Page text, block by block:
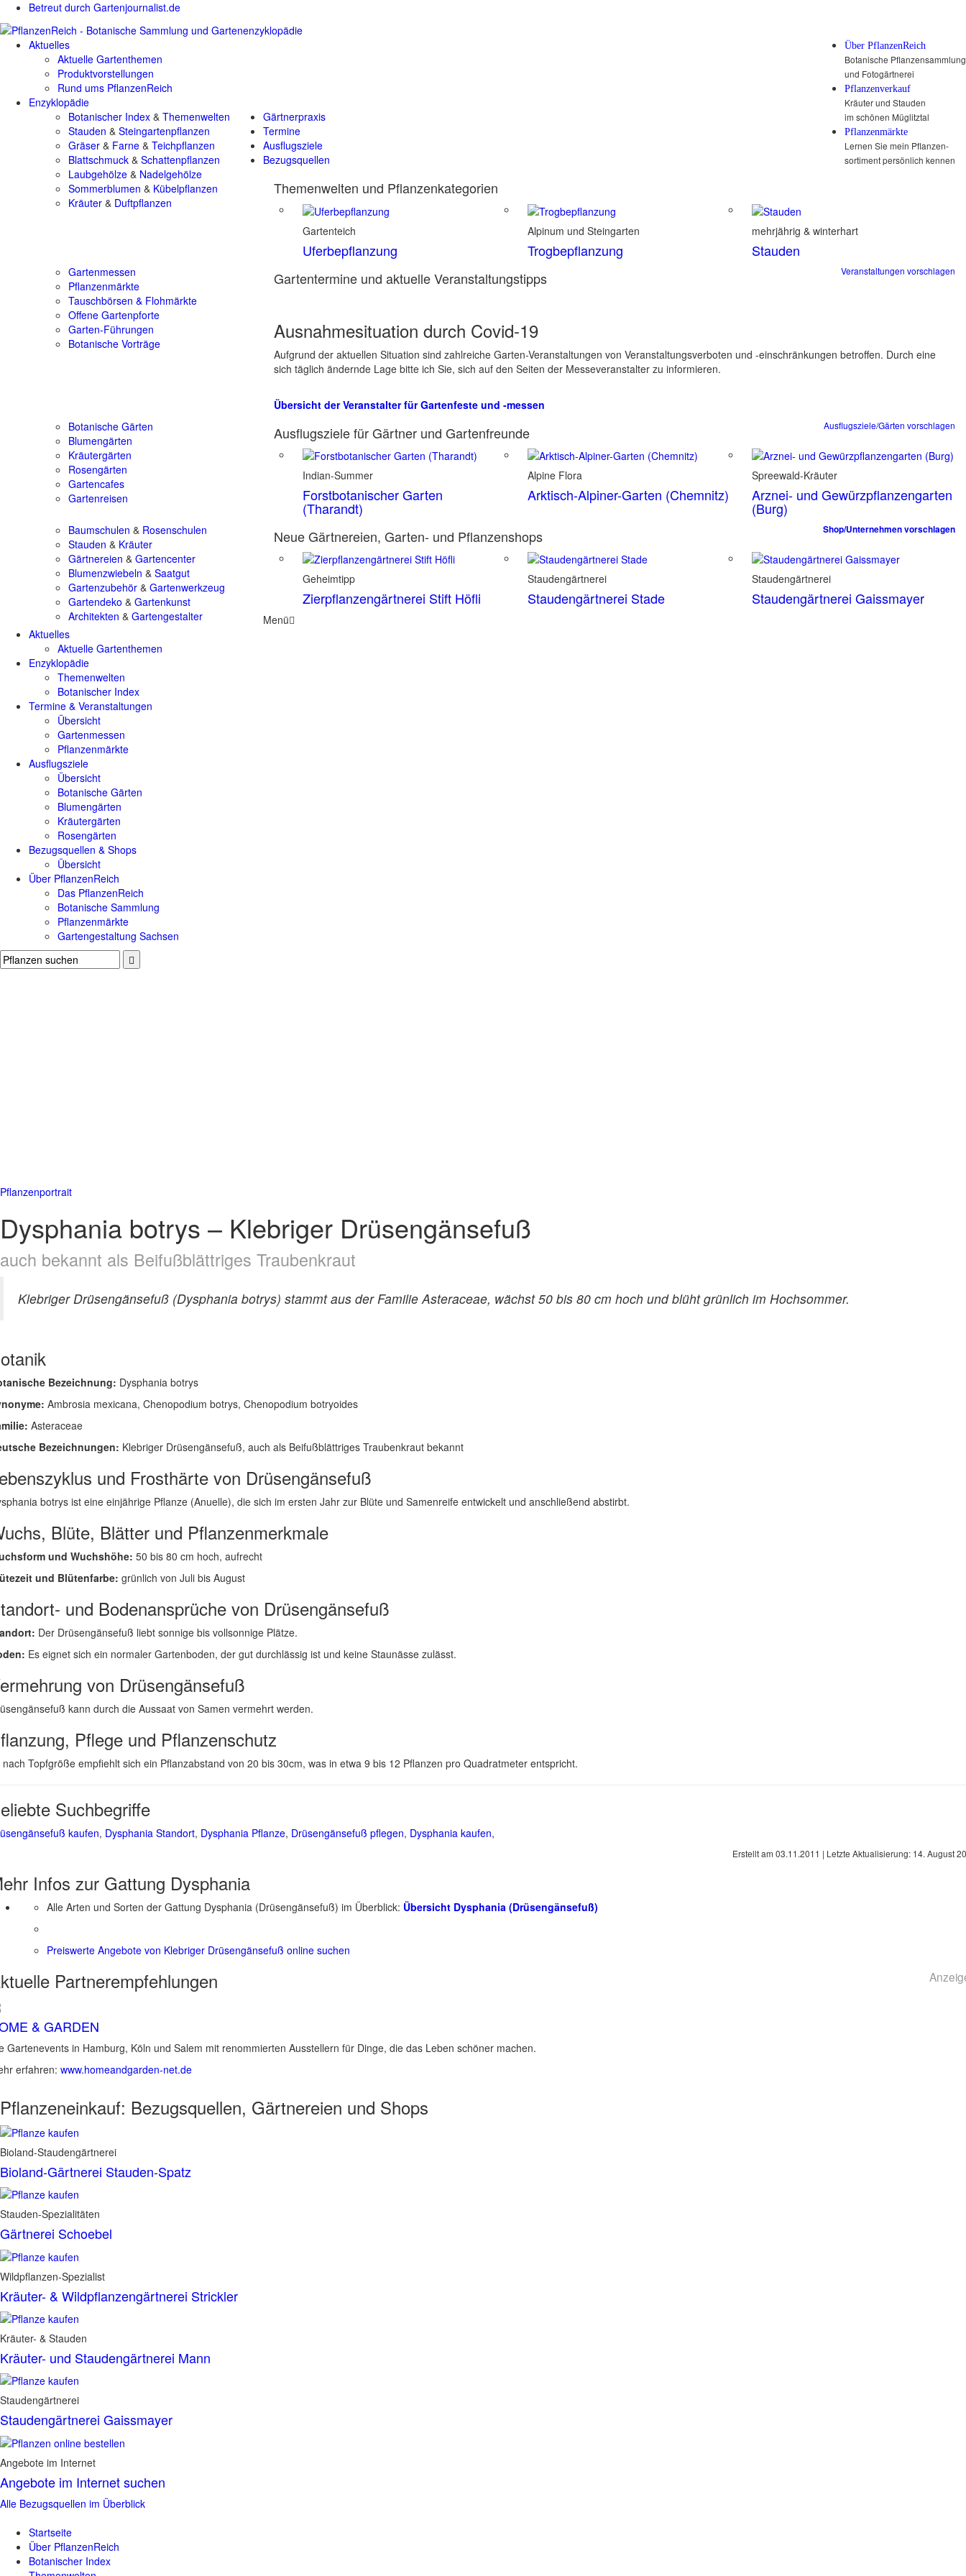
Betreut durch Gartenjournalist.de
Über PflanzenReich
Botanische Pflanzensammlung
und Fotogärtnerei
Pflanzenverkauf
Kräuter und Stauden
im schönen Müglitztal
Pflanzenmärkte
Lernen Sie mein Pflanzen-
sortiment persönlich kennen
Aktuelles
Aktuelle Gartenthemen
Produktvorstellungen
Rund ums PflanzenReich
Enzyklopädie
Botanischer Index & Themenwelten
Stauden & Steingartenpflanzen
Gräser & Farne & Teichpflanzen
Blattschmuck & Schattenpflanzen
Laubgehölze & Nadelgehölze
Sommerblumen & Kübelpflanzen
Kräuter & Duftpflanzen
Themenwelten und Pflanzenkategorien
Gartenteich
Uferbepflanzung
Alpinum und Steingarten
Trogbepflanzung
mehrjährig & winterhart
Stauden
Gärtnerpraxis
Termine
Gartenmessen
Pflanzenmärkte
Tauschbörsen & Flohmärkte
Offene Gartenpforte
Garten-Führungen
Botanische Vorträge
Veranstaltungen vorschlagen
Gartentermine und aktuelle Veranstaltungstipps
Ausnahmesituation durch Covid-19
Aufgrund der aktuellen Situation sind zahlreiche Garten-Veranstaltungen von Veranstaltungsverboten und -einschränkungen betroffen. Durch eine
sich täglich ändernde Lage bitte ich Sie, sich auf den Seiten der Messeveranstalter zu informieren.
Übersicht der Veranstalter für Gartenfeste und -messen
Ausflugsziele
Botanische Gärten
Blumengärten
Kräutergärten
Rosengärten
Gartencafes
Gartenreisen
Ausflugsziele/Gärten vorschlagen
Ausflugsziele für Gärtner und Gartenfreunde
Indian-Summer
Forstbotanischer Garten
(Tharandt)
Alpine Flora
Arktisch-Alpiner-Garten (Chemnitz)
Spreewald-Kräuter
Arznei- und Gewürzpflanzengarten
(Burg)
Bezugsquellen
Baumschulen & Rosenschulen
Stauden & Kräuter
Gärtnereien & Gartencenter
Blumenzwiebeln & Saatgut
Gartenzubehör & Gartenwerkzeug
Gartendeko & Gartenkunst
Architekten & Gartengestalter
Shop/Unternehmen vorschlagen
Neue Gärtnereien, Garten- und Pflanzenshops
Geheimtipp
Zierpflanzengärtnerei Stift Höfli
Staudengärtnerei
Staudengärtnerei Stade
Staudengärtnerei
Staudengärtnerei Gaissmayer
Menü
Aktuelles
Aktuelle Gartenthemen
Enzyklopädie
Themenwelten
Botanischer Index
Termine & Veranstaltungen
Übersicht
Gartenmessen
Pflanzenmärkte
Ausflugsziele
Übersicht
Botanische Gärten
Blumengärten
Kräutergärten
Rosengärten
Bezugsquellen & Shops
Übersicht
Über PflanzenReich
Das PflanzenReich
Botanische Sammlung
Pflanzenmärkte
Gartengestaltung Sachsen
Pflanzenportrait
Dysphania botrys – Klebriger Drüsengänsefuß
auch bekannt als Beifußblättriges Traubenkraut
Klebriger Drüsengänsefuß (Dysphania botrys) stammt aus der Familie Asteraceae, wächst 50 bis 80 cm hoch und blüht grünlich im Hochsommer.
Bezeichnung: Dysphania botrys
Ambrosia mexicana, Chenopodium botrys, Chenopodium botryoides
Asteraceae
Bezeichnungen: Klebriger Drüsengänsefuß, auch als Beifußblättriges Traubenkraut bekannt
und Frosthärte von Drüsengänsefuß
botrys ist eine einjährige Pflanze (Anuelle), die sich im ersten Jahr zur Blüte und Samenreife entwickelt und anschließend abstirbt.
Blüte, Blätter und Pflanzenmerkmale
und Wuchshöhe: 50 bis 80 cm hoch, aufrecht
und Blütenfarbe: grünlich von Juli bis August
und Bodenansprüche von Drüsengänsefuß
Der Drüsengänsefuß liebt sonnige bis vollsonnige Plätze.
Es eignet sich ein normaler Gartenboden, der gut durchlässig ist und keine Staunässe zulässt.
von Drüsengänsefuß
kann durch die Aussaat von Samen vermehrt werden.
Pflege und Pflanzenschutz
nach Topfgröße empfiehlt sich ein Pflanzabstand von 20 bis 30cm, was in etwa 9 bis 12 Pflanzen pro Quadratmeter entspricht.
Suchbegriffe
kaufen, Dysphania Standort, Dysphania Pflanze, Drüsengänsefuß pflegen, Dysphania kaufen,
Erstellt am 03.11.2011 | Letzte Aktualisierung: 14. August
Infos zur Gattung Dysphania
Alle Arten und Sorten der Gattung Dysphania (Drüsengänsefuß) im Überblick: Übersicht Dysphania (Drüsengänsefuß)
Preiswerte Angebote von Klebriger Drüsengänsefuß online suchen
Partnerempfehlungen
& GARDEN
Gartenevents in Hamburg, Köln und Salem mit renommierten Ausstellern für Dinge, die das Leben schöner machen.
erfahren: www.homeandgarden-net.de
Pflanzeneinkauf: Bezugsquellen, Gärtnereien und Shops
Bioland-Staudengärtnerei
Bioland-Gärtnerei Stauden-Spatz
Stauden-Spezialitäten
Gärtnerei Schoebel
Wildpflanzen-Spezialist
Kräuter- & Wildpflanzengärtnerei Strickler
Kräuter- & Stauden
Kräuter- und Staudengärtnerei Mann
Staudengärtnerei
Staudengärtnerei Gaissmayer
Angebote im Internet
Angebote im Internet suchen
Alle Bezugsquellen im Überblick
Startseite
Über PflanzenReich
Botanischer Index